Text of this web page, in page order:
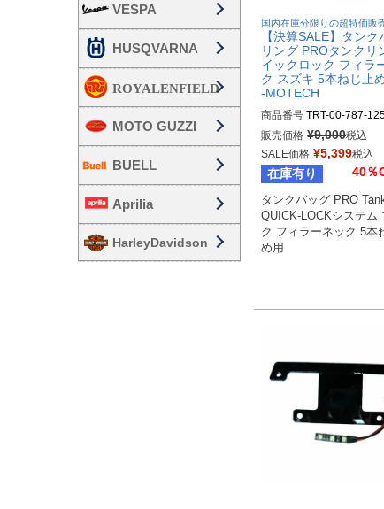
VESPA
HUSQVARNA
MOTO GUZZI
BUELL
Aprilia
HarleyDavidson
国内在庫分限りの超特価販
【決算SALE】タンク
リング PROタンクリ
イックロック フィラ
ク スズキ 5本ねじ止
-MOTECH
商品番号 TRT-00-787-
TRT.00.787.12500/B
販売価格 ¥9,000税込
SALE価格 ¥5,399税込
在庫有り 40％
タンクバッグ PRO
QUICK-LOCKシステム
ク フィラーネック 5本
め用